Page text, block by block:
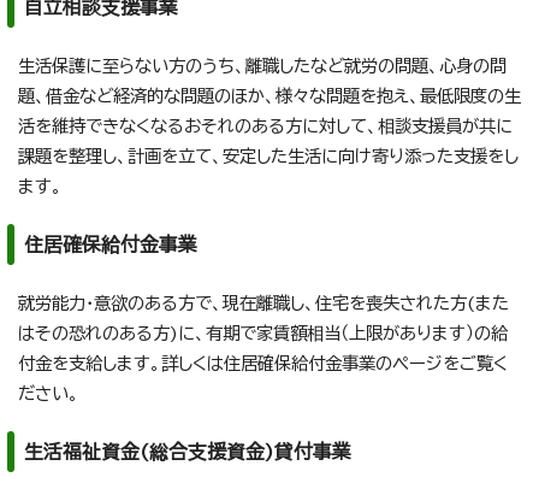
自立相談支援事業
生活保護に至らない方のうち、離職したなど就労の問題、心身の問
題、借金など経済的な問題のほか、様々な問題を抱え、最低限度の生
活を維持できなくなるおそれのある方に対して、相談支援員が共に
課題を整理し、計画を立て、安定した生活に向け寄り添った支援をし
ます。
住居確保給付金事業
就労能力・意欲のある方で、現在離職し、住宅を喪失された方(また
はその恐れのある方)に、有期で家賃額相当（上限があります）の給
付金を支給します。詳しくは住居確保給付金事業のページをご覧く
ださい。
生活福祉資金(総合支援資金)貸付事業